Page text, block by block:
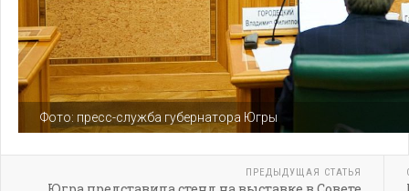
Фото: пресс-служба губернатора Югры
ПРЕДЫДУЩАЯ СТАТЬЯ